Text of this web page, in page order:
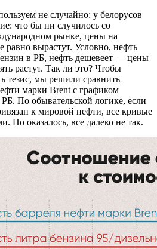
не случайно: у белорусов
что бы ни случилось со
рынке, цены на
равно вырастут. Условно, нефть
в РБ, нефть дешевеет — цены
растут. Так ли это? Чтобы
тезис, мы решили сравнить
марки Brent c графиком
По обывательской логике, если
к мировой нефти, все кривые
Но оказалось, все далеко не так.